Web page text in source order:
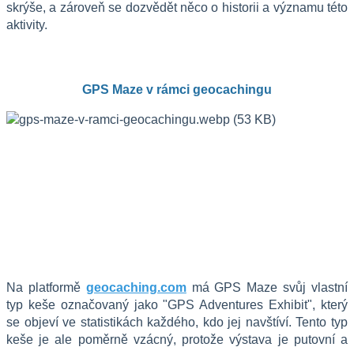
skrýše, a zároveň se dozvědět něco o historii a významu této
aktivity.
GPS Maze v rámci geocachingu
Na platformě geocaching.com má GPS Maze svůj vlastní
typ keše označovaný jako "GPS Adventures Exhibit", který
se objeví ve statistikách každého, kdo jej navštíví. Tento typ
keše je ale poměrně vzácný, protože výstava je putovní a